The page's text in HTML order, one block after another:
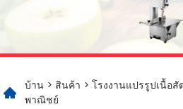
บ้าน > สินค้า > โรงงานแปรรูปเนื้อสั
พาณิชย์